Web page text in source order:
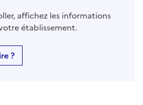
affichez les informations
établissement.
?